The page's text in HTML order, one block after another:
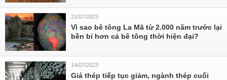
21/07/2023
Vì sao bê tông La Mã từ 2.000 năm trước lại
bền bỉ hơn cả bê tông thời hiện đại?
14/07/2023
Giá thép tiếp tục giảm, ngành thép cuối